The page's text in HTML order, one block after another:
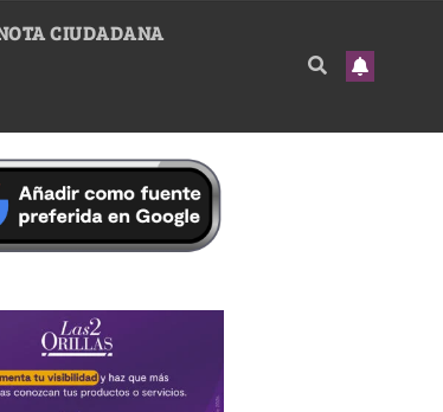
CIUDADANA